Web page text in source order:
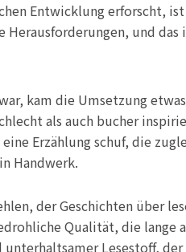
Entwicklung erforscht,
Herausforderungen, und
kam die Umsetzung
als auch bucher
Erzählung schuf, die
Handwerk.
der Geschichten über
Qualität, die lange
Lesestoff, der